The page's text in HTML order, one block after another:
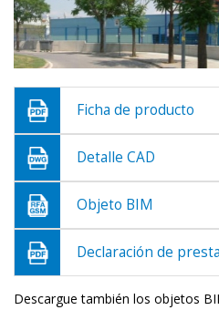
Ficha de producto
Detalle CAD
Objeto BIM
Declaración de
Descargue también los objetos